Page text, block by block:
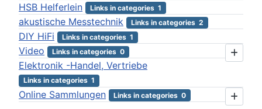
HSB Helferlein Links in categories 1
akustische Messtechnik Links in categories 2
DIY HiFi Links in categories 1
Video Links in categories 0
Elektronik -Handel, Vertriebe
Links in categories 1
Online Sammlungen Links in categories 0